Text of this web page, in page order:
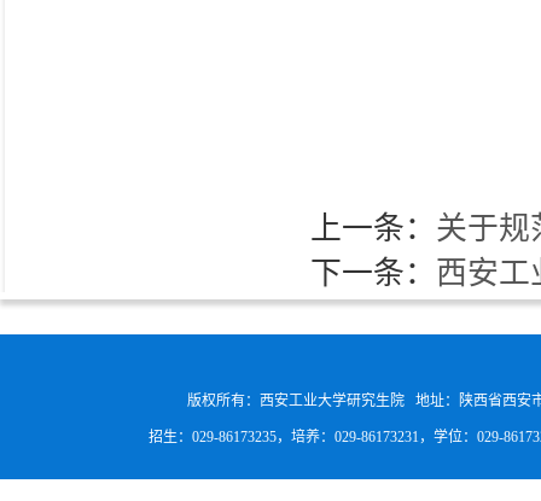
上一条： 关于规
下一条：
西安工
版权所有：西安工业大学研究生院 地址：陕西省西安
招生：029-86173235，培养：029-86173231，学位：029-